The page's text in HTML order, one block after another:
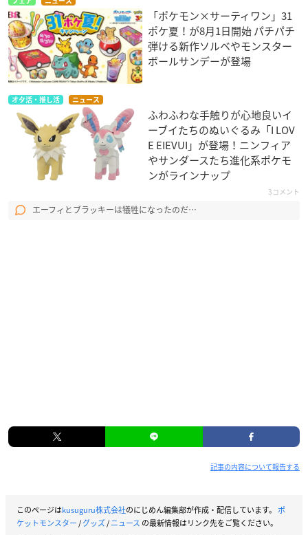
「ポケモン×サーティワン」31
ポケ夏！が8月1日開始 パチパチ
弾ける新作ソルベやモンスター
ボールサンデーが登場
オタ活・推し活 ニュース
ふわふわな手触りが心地良いイ
ーブイたちのぬいぐるみ「I LOV
E EIEVUI」が登場！ニンフィア
やサンダースたち進化系ポケモ
ンがラインナップ
3コメント
エーフィとブラッキーは犠牲になったのだ…
記事の内容について報告する
このページはkusuguru株式会社のにじめん編集部が作成・配信しています。 ポ
ケットモンスター/グッズ/ニュース の最新情報はリンク先をご覧ください。